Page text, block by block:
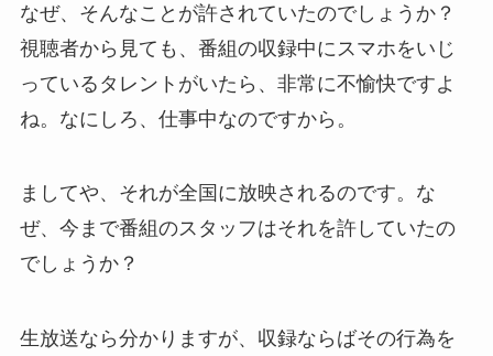
なぜ、そんなことが許されていたのでしょうか？
視聴者から見ても、番組の収録中にスマホをいじ
っているタレントがいたら、非常に不愉快ですよ
ね。なにしろ、仕事中なのですから。
ましてや、それが全国に放映されるのです。な
ぜ、今まで番組のスタッフはそれを許していたの
でしょうか？
生放送なら分かりますが、収録ならばその行為を